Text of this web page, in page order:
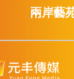
兩岸藝